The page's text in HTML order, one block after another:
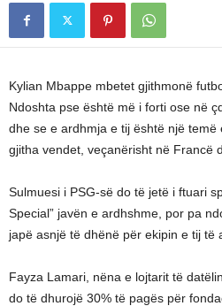
Kylian Mbappe mbetet gjithmonë
Ndoshta pse është më i forti ose në
dhe se e ardhmja e tij është një
gjitha vendet, veçanërisht në Francë
Sulmuesi i PSG-së do të jetë i ftuari
Special” javën e ardhshme, por pa
japë asnjë të dhënë për ekipin e tij të
Fayza Lamari, nëna e lojtarit të
do të dhurojë 30% të pagës për